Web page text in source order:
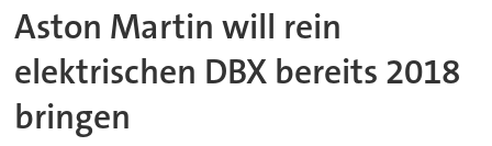
Aston Martin will rein
elektrischen DBX bereits 2018
bringen